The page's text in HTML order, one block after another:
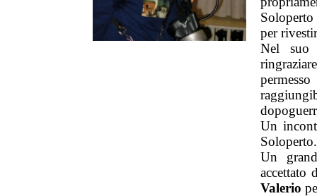
per
Nel suo
Un
Soloperto.
Un
accettato
Valerio